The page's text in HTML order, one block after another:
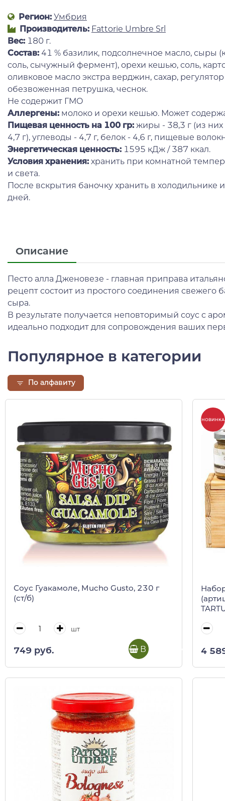
Регион: Умбрия
Производитель: Fattorie Umbre Srl
Вес: 180 г.
Состав: 41 % базилик, подсолнечное масло, сыры
соль, сычужный фермент), орехи кешью, соль,
оливковое масло экстра верджин, сахар,
обезвоженная петрушка, чеснок.
Не содержит ГМО
Аллергены: молоко и орехи кешью. Может
Пищевая ценность на 100 гр: жиры - 38,3 г (из
4,7 г), углеводы - 4,7 г, белок - 4,6 г, пищевые
Энергетическая ценность: 1595 кДж / 387 ккал.
Условия хранения: хранить при комнатной
и света.
После вскрытия баночку хранить в холодильнике
дней.
Описание
Песто алла Дженовезе - главная приправа
рецепт состоит из простого соединения свежего
сыра.
В результате получается неповторимый соус с
идеально подходит для сопровождения ваших
Популярное в категории
По алфавиту
Соус Гуакамоле, Mucho Gusto, 230 г
(ст/б)
шт
749 руб. В корзину
НОВИНКА
4